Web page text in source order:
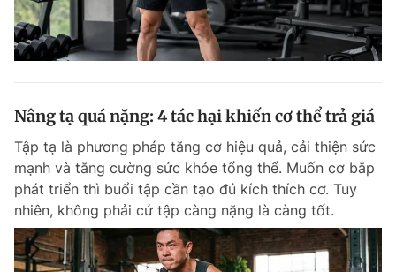
Nâng tạ quá nặng: 4 tác hại khiến cơ thể trả giá
Tập tạ là phương pháp tăng cơ hiệu quả, cải thiện sức
mạnh và tăng cường sức khỏe tổng thể. Muốn cơ bắp
phát triển thì buổi tập cần tạo đủ kích thích cơ. Tuy
nhiên, không phải cứ tập càng nặng là càng tốt.